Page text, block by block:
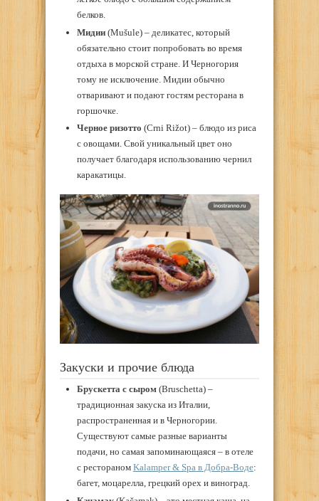
белков.
Мидии(Mušule) – деликатес, который
обязательно стоит попробовать во время
отдыха в морской стране. И Черногория
тому не исключение. Мидии обычно
отваривают и подают гостям ресторана в
горшочке.
Черное ризотто (Crni Rižot) – блюдо из риса
с овощами. Свой уникальный цвет оно
получает благодаря использованию чернил
каракатицы.
Закуски и прочие блюда
Брускетта с сыром(Bruschetta) –
традиционная закуска из Италии,
распространенная и в Черногории.
Существуют самые разные варианты
подачи, но самая запоминающаяся – в отеле
с рестораном Kalamper & Spa в Добра-Воде:
багет, моцарелла, грецкий орех и виноград.